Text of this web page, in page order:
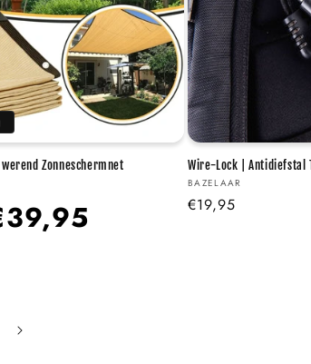
Zonneschermnet Wire-Lock | Antidiefstal
Verkoper:
BAZELAAR
Normale
€19,95